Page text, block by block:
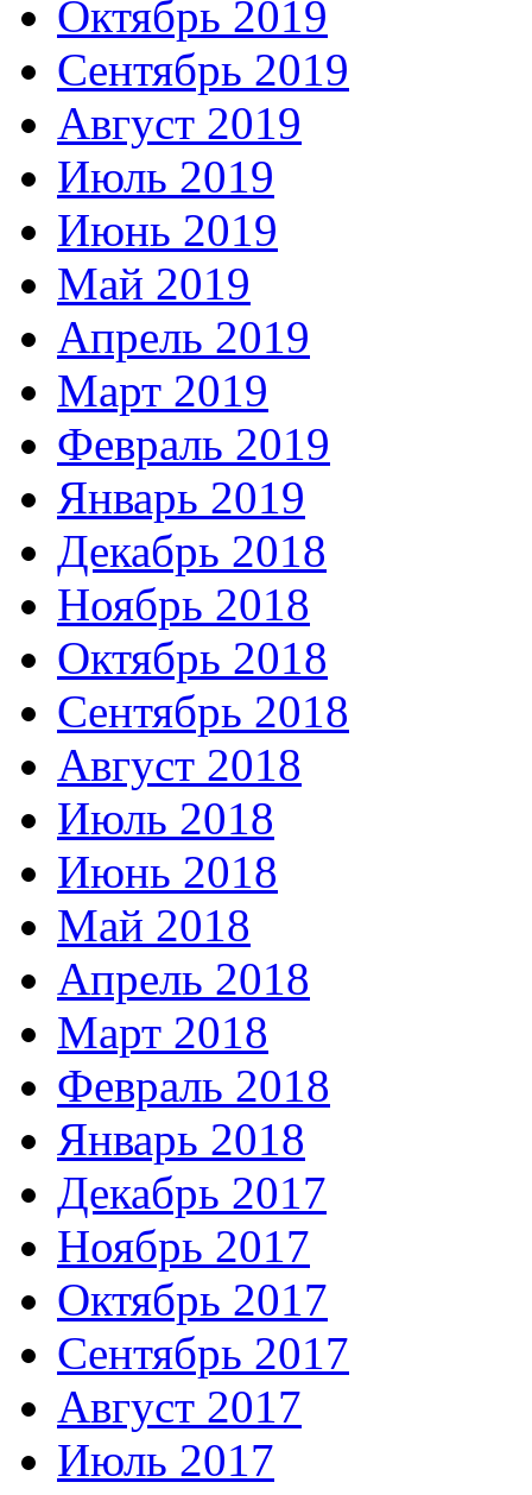
Октябрь 2019
Сентябрь 2019
Август 2019
Июль 2019
Июнь 2019
Май 2019
Апрель 2019
Март 2019
Февраль 2019
Январь 2019
Декабрь 2018
Ноябрь 2018
Октябрь 2018
Сентябрь 2018
Август 2018
Июль 2018
Июнь 2018
Май 2018
Апрель 2018
Март 2018
Февраль 2018
Январь 2018
Декабрь 2017
Ноябрь 2017
Октябрь 2017
Сентябрь 2017
Август 2017
Июль 2017